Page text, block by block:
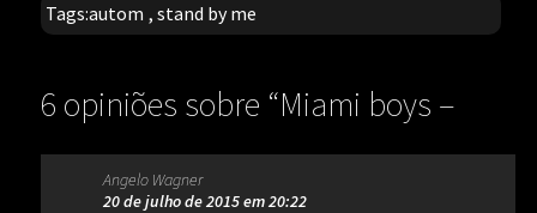
Tags:autom ,stand by me
6 opiniões sobre “Miami boys –
forever stand by me”
Angelo Wagner
20 de julho de 2015 em 20:22